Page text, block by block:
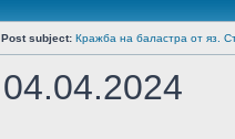
Post subject: Кражба на баластра от яз.
04.04.2024